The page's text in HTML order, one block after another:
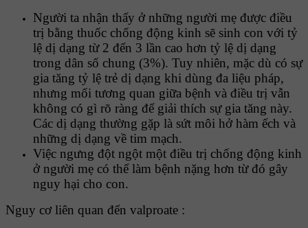
Người ta nhận thấy ở những người mẹ được điều
trị bằng thuốc chống động kinh sẽ sinh con với tỷ
lệ dị dạng từ 2 đến 3 lần cao hơn tỷ lệ dị dạng
trong dân số chung (3%). Tuy nhiên, mặc dù có sự
gia tăng tỷ lệ trẻ dị dạng khi dùng đa liệu pháp,
nhưng mối tương quan giữa bệnh và điều trị vẫn
không có gì rõ ràng để giải thích sự gia tăng này.
Các dị dạng thường gặp là sứt môi hở hàm ếch và
những dị dạng về tim mạch.
Việc ngưng đột ngột một điều trị chống động kinh
ở người mẹ có thể làm bệnh nặng hơn từ đó gây
nguy hại cho con.
Nguy cơ liên quan đến valproate :